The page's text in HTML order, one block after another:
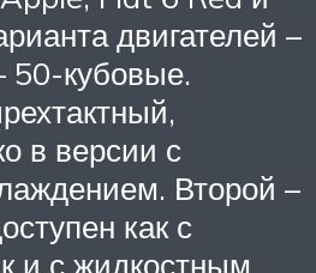
двигателей –
50-кубовые.
в версии с
Второй –
как с
и с жидкостным